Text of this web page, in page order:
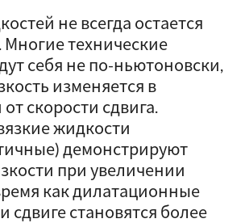
не всегда остается
технические
себя не по-ньютоновски,
изменяется в
скорости сдвига.
жидкости
демонстрируют
при увеличении
как дилатационные
сдвиге становятся более